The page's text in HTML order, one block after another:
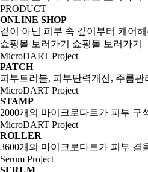
PRODUCT
ONLINE SHOP
겉이 아닌 피부 속 깊이부터 케어
쇼핑몰 보러가기
쇼핑몰 보러가기
MicroDART Project
PATCH
피부트러블, 피부탄력개선, 주름
MicroDART Project
STAMP
2000개의 마이크로다트가 피부
MicroDART Project
ROLLER
3600개의 마이크로다트가 피부
Serum Project